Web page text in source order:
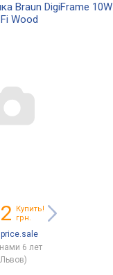
Braun DigiFrame 10W
Wood
Купить!
грн.
6 лет